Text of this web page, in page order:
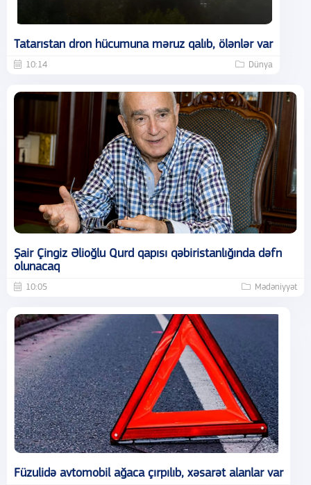
Tatarıstan dron hücumuna məruz qalıb, ölənlər var
10:14 Dünya
Şair Çingiz Əlioğlu Qurd qapısı qəbiristanlığında dəfn
olunacaq
10:05 Mədəniyyət
Füzulidə avtomobil ağaca çırpılıb, xəsarət alanlar var